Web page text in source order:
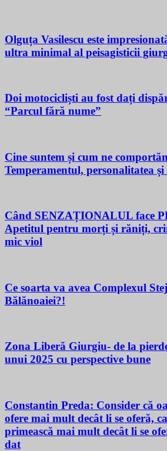
Olguța Vasilescu este
ultra minimal al peisagisticii
Doi motocicliști au fost dați
“Parcul fără nume”
Cine suntem și cum ne
Temperamentul, personalitatea
Când SENZAȚIONALUL face
Apetitul pentru morți și răniți,
mic viol
Ce soarta va avea Complexul
Bălănoaiei?!
Zona Liberă Giurgiu- de la
unui 2025 cu perspective bune
Constantin Preda: Consider că
ofere mai mult decât li se oferă,
primească mai mult decât li se
dat